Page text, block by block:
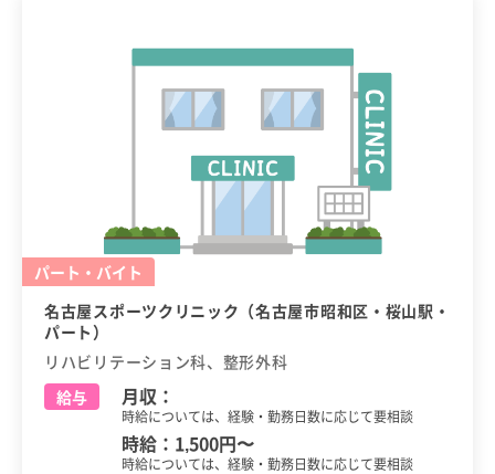
パート・バイト
名古屋スポーツクリニック（名古屋市昭和区・桜山駅・
パート）
リハビリテーション科、整形外科
給与
月収：
時給については、経験・勤務日数に応じて要相談
時給： 1,500円〜
時給については、経験・勤務日数に応じて要相談